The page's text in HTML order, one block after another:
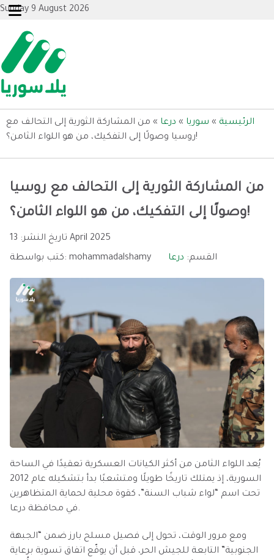
Sunday 9 August 2026
الرئيسية » سوريا » درعا » من المشاركة الثورية إلى التحالف مع
روسيا وصولًا إلى التفكيك، من هو اللواء الثامن؟!
من المشاركة الثورية إلى التحالف مع روسيا
وصولًا إلى التفكيك، من هو اللواء الثامن؟!
تاريخ النشر: 13 April 2025
كتب بواسطة: mohammadalshamy القسم: درعا
يُعد اللواء الثامن من أكثر الكيانات العسكرية تعقيدًا في الساحة
السورية، إذ يمتلك تاريخًا طويلًا ومتشعبًا بدأ بتشكيله عام 2012
تحت اسم “لواء شباب السنة”، كقوة محلية لحماية المتظاهرين
في محافظة درعا.
ومع مرور الوقت، تحول إلى فصيل مسلح بارز ضمن “الجبهة
الجنوبية” التابعة للجيش الحر، قبل أن يوقّع اتفاق تسوية برعاية